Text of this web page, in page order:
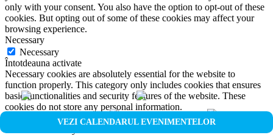
VEZI CALENDARUL EVENIMENTELOR
only with your consent. You also have the option to opt-out of these
cookies. But opting out of some of these cookies may affect your
browsing experience.
Necessary
Necessary
Întotdeauna activate
Necessary cookies are absolutely essential for the website to
function properly. This category only includes cookies that ensures
basic functionalities and security features of the website. These
cookies do not store any personal information.
Non-necessary